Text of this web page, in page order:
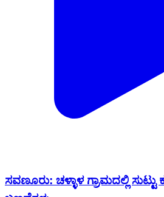
ಸವಣೂರು: ಚಳ್ಳಾಳ ಗ್ರಾಮದಲ್ಲಿ